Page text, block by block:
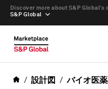
S&P Global
Discover more about S&P Global’s
設計図 バイオ医